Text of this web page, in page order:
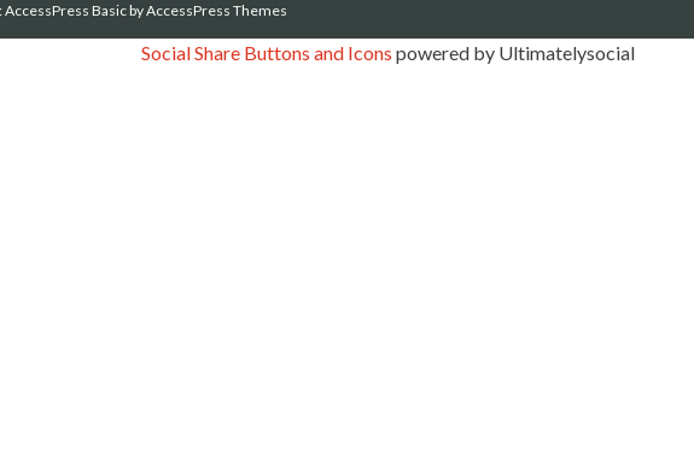
AccessPress Basicby AccessPress Themes
Social Share Buttons and Icons powered by Ultimatelysocial